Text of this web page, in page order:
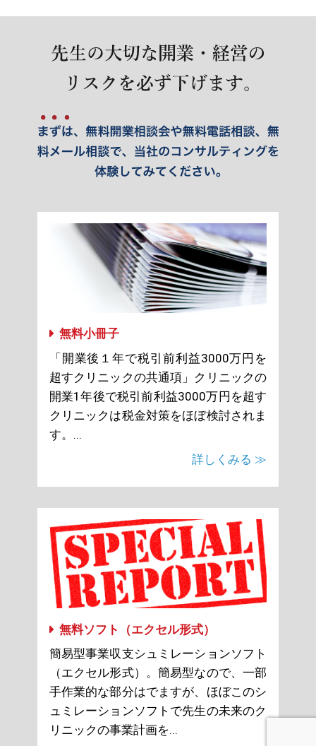
無料小冊子
「開業後１年で税引前利益3000万円を
超すクリニックの共通項」クリニックの
開業1年後で税引前利益3000万円を超す
クリニックは税金対策をほぼ検討されま
す。...
詳しくみる ≫
無料ソフト（エクセル形式）
簡易型事業収支シュミレーションソフト
（エクセル形式）。簡易型なので、一部
手作業的な部分はでますが、ほぼこのシ
ュミレーションソフトで先生の未来のク
リニックの事業計画を...